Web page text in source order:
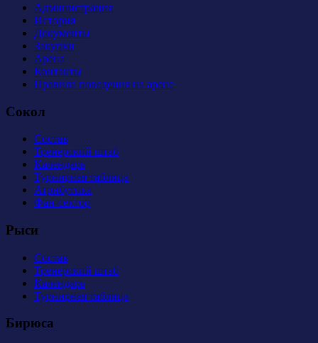
Администрация
История
Документы
Закупки
Арена
Контакты
Правила поведения на арене
Сокол
Состав
Тренерский штаб
Календарь
Турнирная таблица
Атрибутика
Фан-сектор
Рыси
Состав
Тренерский штаб
Календарь
Турнирная таблица
Бирюса